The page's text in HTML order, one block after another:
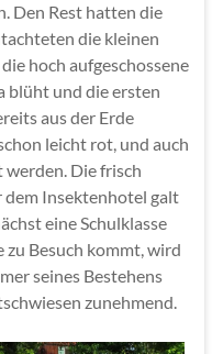
Den Rest hatten die
die kleinen
hoch aufgeschossene
blüht und die ersten
aus der Erde
leicht rot, und auch
werden. Die frisch
dem Insektenhotel galt
eine Schulklasse
Besuch kommt, wird
seines Bestehens
zunehmend.